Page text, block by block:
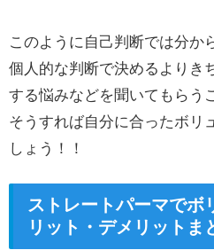
このように自己判断では分か
個人的な判断で決めるよりき
する悩みなどを聞いてもらう
そうすれば自分に合ったボリ
しょう！！
ストレートパーマでボ
リット・デメリットま